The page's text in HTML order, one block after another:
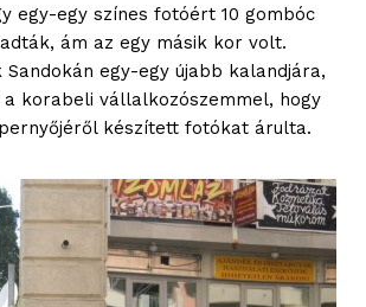
egy-egy színes fotóért 10 gombóc
ám az egy másik kor volt.
egy-egy újabb kalandjára,
korabeli vállalkozószemmel, hogy
készített fotókat árulta.